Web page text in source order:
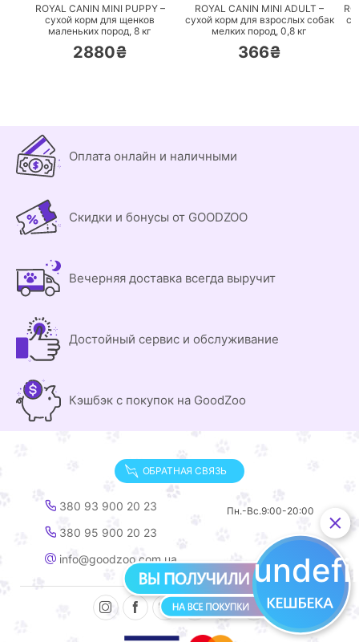
ROYAL CANIN MINI PUPPY –
сухой корм для щенков
маленьких пород, 8 кг
2880₴
ROYAL CANIN MINI ADULT –
сухой корм для взрослых собак
мелких пород, 0,8 кг
366₴
Оплата онлайн и наличными
Скидки и бонусы от GOODZOO
Вечерняя доставка всегда выручит
Достойный сервис и обслуживание
Кэшбэк с покупок на GoodZoo
ОБРАТНАЯ СВЯЗЬ
380 93 900 20 23
380 95 900 20 23
info@goodzoo.com.ua
Пн.-Вс.9:00-20:00